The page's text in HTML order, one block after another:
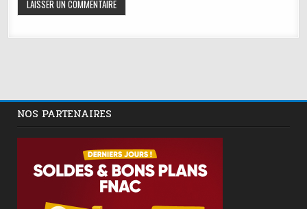
NOS PARTENAIRES